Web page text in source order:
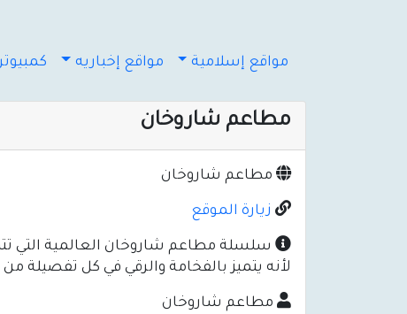
مواقع إسلامية مواقع إخباريه
مطاعم شاروخان
مطاعم شاروخان
زيارة الموقع
سلسلة مطاعم شاروخان العالمية التي
لأنه يتميز بالفخامة والرقي في كل تفصيلة
مطاعم شاروخان